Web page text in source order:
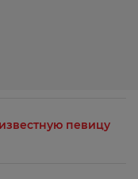
певицу